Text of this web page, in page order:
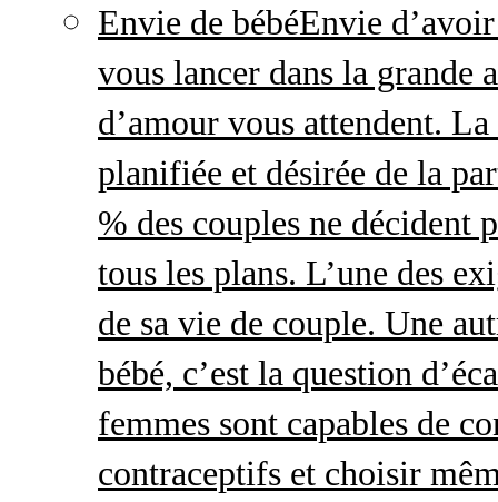
Envie de bébéEnvie
vous lancer dans la grande
d’amour vous attendent.
planifiée et désirée de la
% des couples ne décident
tous les plans. L’une des
de sa vie de couple. Une
bébé, c’est la question
femmes sont capables de
contraceptifs et choisir